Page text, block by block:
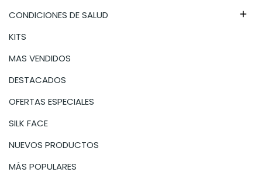
CONDICIONES DE SALUD 
KITS
MAS VENDIDOS
DESTACADOS
OFERTAS ESPECIALES
SILK FACE
NUEVOS PRODUCTOS
MÁS POPULARES